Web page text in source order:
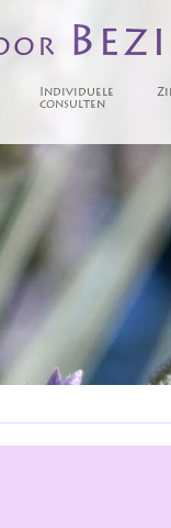
Individuele
consulten